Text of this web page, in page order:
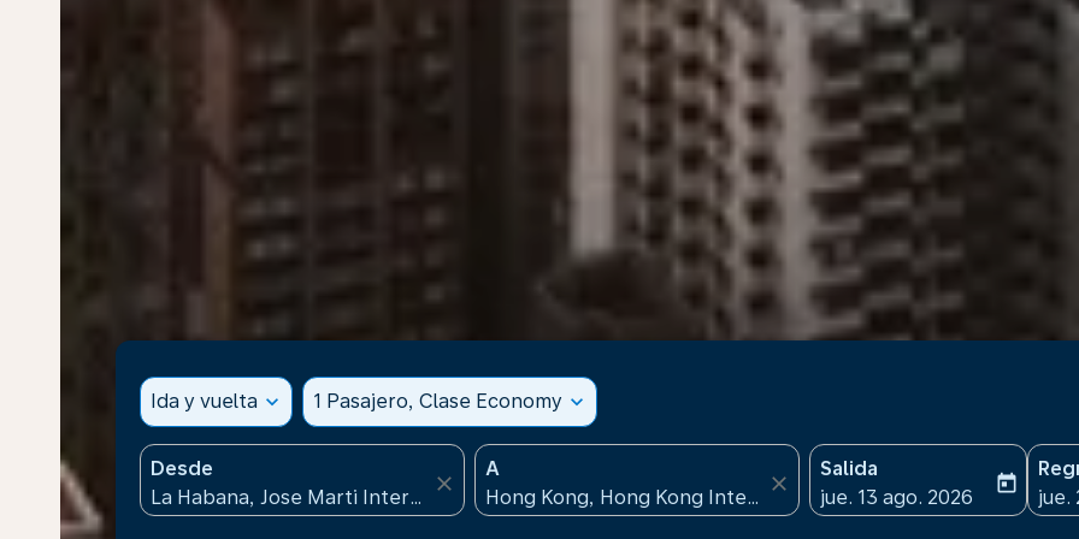
Ida y vuelta expand_more 1 Pasajero, Clase Economy expand_more
Desde
close
A
close
Salida
fc-booking-departure-
jue. 13 ago. 2026
today
fc-
jue.